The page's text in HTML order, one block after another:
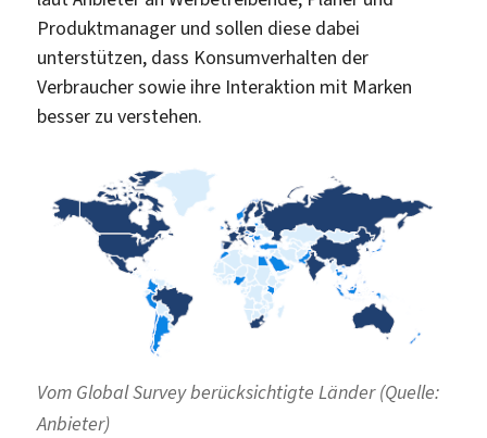
Produktmanager und sollen diese dabei
unterstützen, dass Konsumverhalten der
Verbraucher sowie ihre Interaktion mit Marken
besser zu verstehen.
Vom Global Survey berücksichtigte Länder (Quelle:
Anbieter)